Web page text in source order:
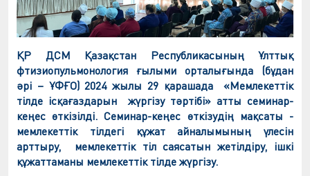
ҚР ДСМ Қазақстан Республикасының Ұлттық
фтизиопульмонология ғылыми орталығында (бұдан
әрі – ҰФҒО) 2024 жылы 29 қарашада «Мемлекеттік
тілде ісқағаздарын жүргізу тәртібі» атты семинар-
кеңес өткізілді. Семинар-кеңес өткізудің мақсаты -
мемлекеттік тілдегі құжат айналымының үлесін
арттыру, мемлекеттік тіл саясатын жетілдіру, ішкі
құжаттаманы мемлекеттік тілде жүргізу.